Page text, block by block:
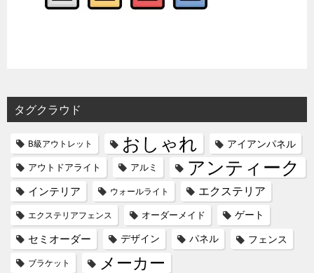
タグクラウド
B級アウトレット おしゃれ アイアンパネル
アウトドアライト アルミ アンティーク
インテリア ウォールライト エクステリア
エクステリアフェンス オーダーメイド ゲート
セミオーダー デザイン パネル フェンス
ブラケット メーカー